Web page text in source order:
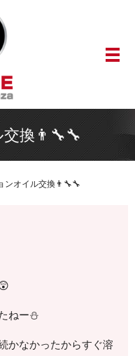
メ
換👨‍🔧🔧
ンオイル交換👨‍🔧🔧
ねー⛄
かなかったからすぐ溶